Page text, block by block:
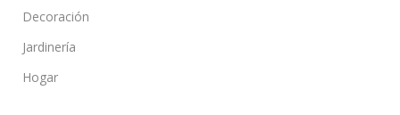
Decoración
Jardinería
Hogar